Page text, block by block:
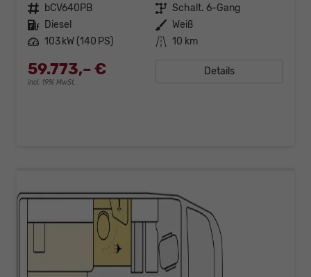
Fahrzeugnr. bCV640PB Getriebe Schalt. 6-Gang
Kraftstoff Diesel Außenfarbe Weiß
Leistung 103 kW (140 PS) Kilometerstand 10 km
59.773,– €
incl. 19% MwSt.
Details